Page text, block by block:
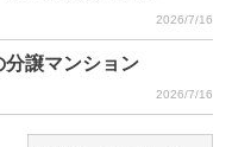
2026/7/16
譲マンション
2026/7/16